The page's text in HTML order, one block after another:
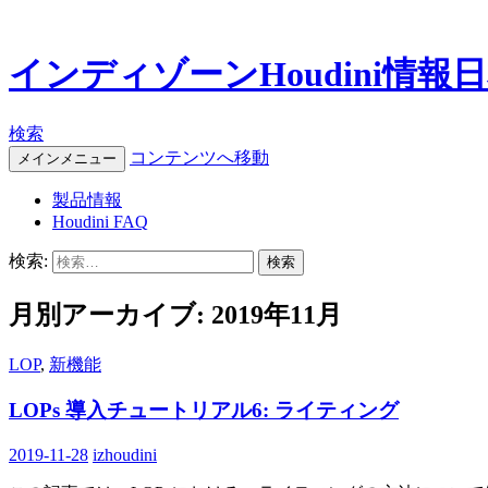
インディゾーンHoudini情報
検索
メインメニュー コンテンツへ移動
製品情報
Houdini FAQ
検索:
月別アーカイブ: 2019年11月
LOP, 新機能
LOPs 導入チュートリアル6: ライティング
2019-11-28 izhoudini